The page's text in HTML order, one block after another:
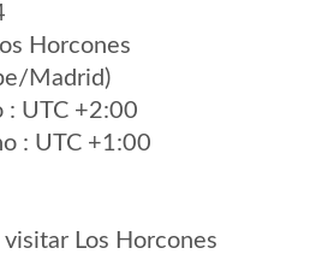
Horcones
Madrid)
: UTC +2:00
: UTC +1:00
Los Horcones